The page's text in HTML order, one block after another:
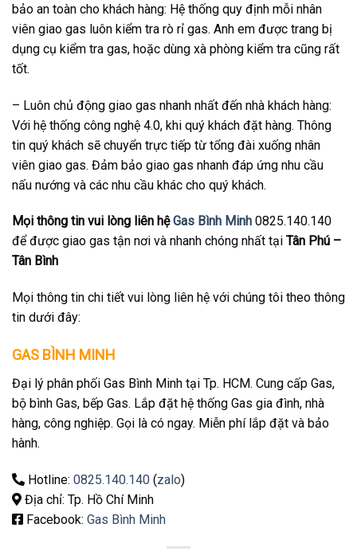
bảo an toàn cho khách hàng: Hệ thống quy định mỗi nhân
viên giao gas luôn kiểm tra rò rỉ gas. Anh em được trang bị
dụng cụ kiểm tra gas, hoặc dùng xà phòng kiểm tra cũng rất
tốt.
– Luôn chủ động giao gas nhanh nhất đến nhà khách hàng:
Với hệ thống công nghệ 4.0, khi quý khách đặt hàng. Thông
tin quý khách sẽ chuyển trực tiếp từ tổng đài xuống nhân
viên giao gas. Đảm bảo giao gas nhanh đáp ứng nhu cầu
nấu nướng và các nhu cầu khác cho quý khách.
Mọi thông tin vui lòng liên hệGas Bình Minh 0825.140.140
để được giao gas tận nơi và nhanh chóng nhất tại Tân Phú –
Tân Bình
Mọi thông tin chi tiết vui lòng liên hệ với chúng tôi theo thông
tin dưới đây:
GAS BÌNH MINH
Đại lý phân phối Gas Bình Minh tại Tp. HCM. Cung cấp Gas,
bộ bình Gas, bếp Gas. Lắp đặt hệ thống Gas gia đình, nhà
hàng, công nghiệp. Gọi là có ngay. Miễn phí lắp đặt và bảo
hành.
Hotline: 0825.140.140 (zalo)
Địa chỉ: Tp. Hồ Chí Minh
Facebook: Gas Bình Minh